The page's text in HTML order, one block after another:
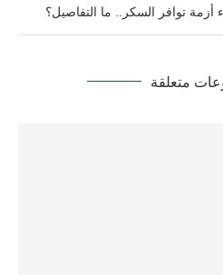
توافر السكر.. ما التفاصيل؟
متعلقة